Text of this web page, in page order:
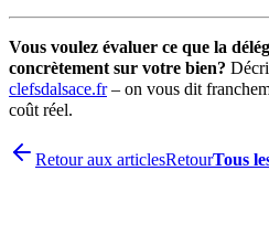
Vous voulez évaluer ce que la
concrètement sur votre bien?
clefsdalsace.fr– on vous dit
coût réel.
Retour aux articlesRetourTous